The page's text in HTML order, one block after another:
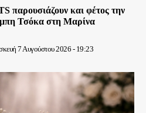
και φέτος την
Τσόκα στη Μαρίνα
7 Αυγούστου 2026 - 19:23